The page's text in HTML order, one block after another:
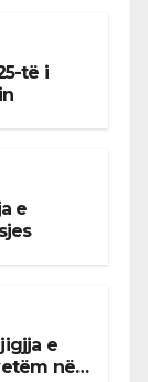
të i
e
e
në